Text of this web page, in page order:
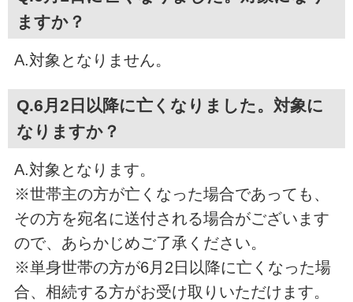
ますか？
A.対象となりません。
Q.6月2日以降に亡くなりました。対象に
なりますか？
A.対象となります。
※世帯主の方が亡くなった場合であっても、
その方を宛名に送付される場合がございます
ので、あらかじめご了承ください。
※単身世帯の方が6月2日以降に亡くなった場
合、相続する方がお受け取りいただけます。